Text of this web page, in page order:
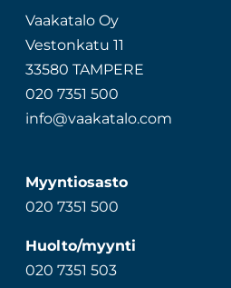
Vaakatalo Oy
Vestonkatu 11
33580 TAMPERE
020 7351 500
info@vaakatalo.com
Myyntiosasto
020 7351 500
Huolto/myynti
020 7351 503